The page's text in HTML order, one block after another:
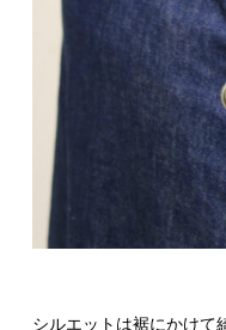
シルエットは裾にかけて